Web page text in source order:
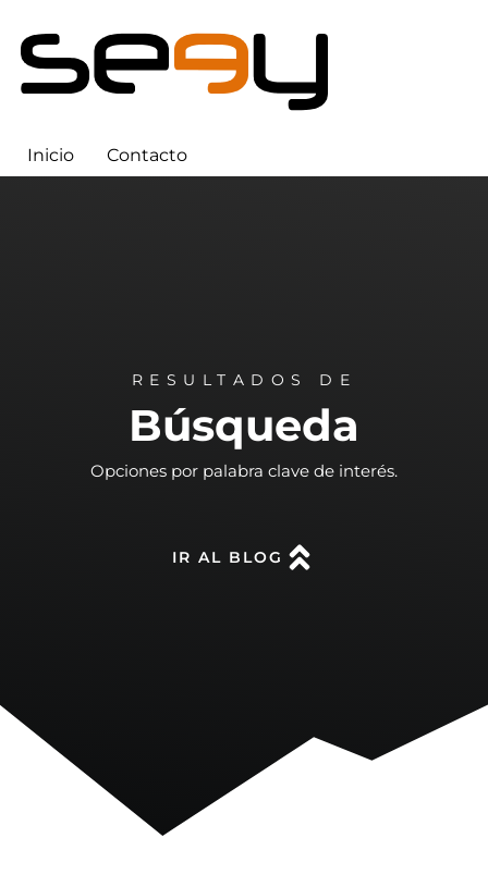
Inicio Contacto
RESULTADOS DE
Búsqueda
Opciones por palabra clave de interés.
IR AL BLOG